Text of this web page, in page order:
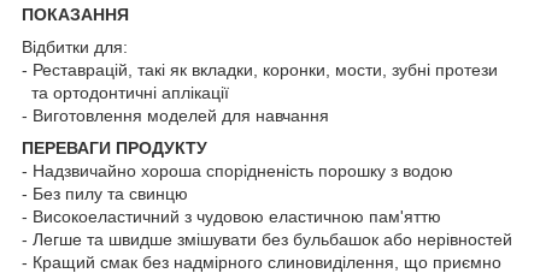
ПОКАЗАННЯ
Відбитки для:
- Реставрацій, такі як вкладки, коронки, мости, зубні протези
та ортодонтичні аплікації
- Виготовлення моделей для навчання
ПЕРЕВАГИ ПРОДУКТУ
- Надзвичайно хороша спорідненість порошку з водою
- Без пилу та свинцю
- Високоеластичний з чудовою еластичною пам'яттю
- Легше та швидше змішувати без бульбашок або нерівностей
- Кращий смак без надмірного слиновиділення, що приємно